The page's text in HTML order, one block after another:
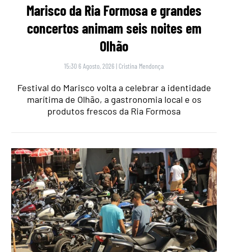
Marisco da Ria Formosa e grandes
concertos animam seis noites em
Olhão
15:30 6 Agosto, 2026 | Cristina Mendonça
Festival do Marisco volta a celebrar a identidade
marítima de Olhão, a gastronomia local e os
produtos frescos da Ria Formosa